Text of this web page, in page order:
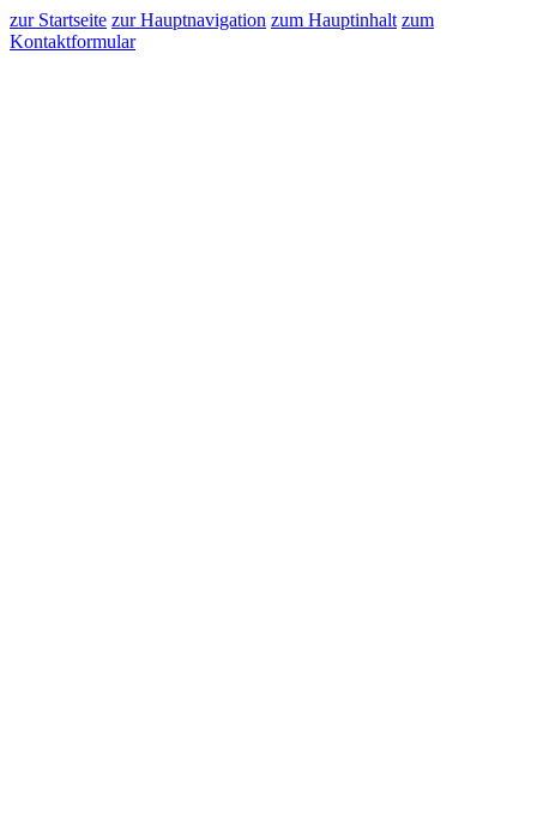
zur Startseite zur Hauptnavigation zum Hauptinhalt zum
Kontaktformular